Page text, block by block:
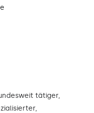
tätiger,